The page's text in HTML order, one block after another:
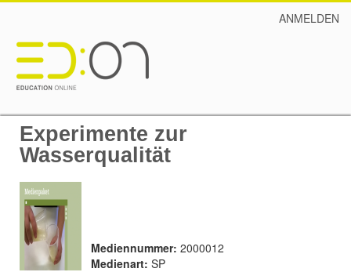
ANMELDEN
Experimente zur
Wasserqualität
Mediennummer: 2000012
Medienart: SP